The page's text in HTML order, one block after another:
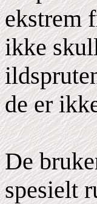
ekstrem
ikke
de er
De
spesielt